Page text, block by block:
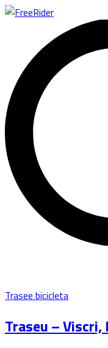
Trasee bicicleta
Traseu –